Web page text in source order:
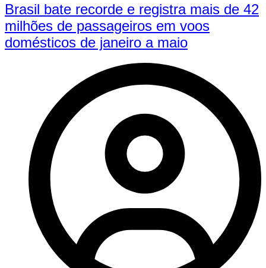
Brasil bate recorde e registra mais de 42
milhões de passageiros em voos
domésticos de janeiro a maio